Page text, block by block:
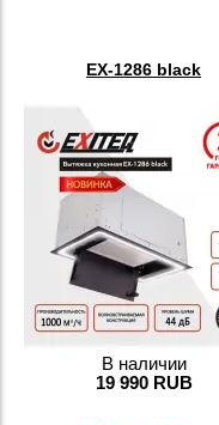
EX-1286 black
В наличии
19 990 RUB